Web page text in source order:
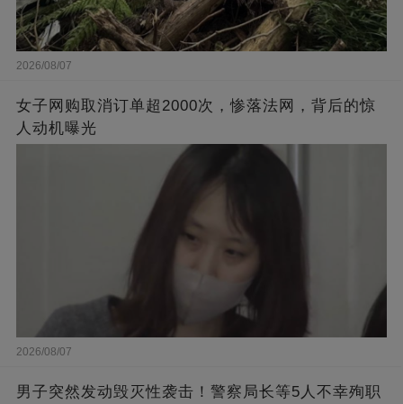
2026/08/07
女子网购取消订单超2000次，惨落法网，背后的惊
人动机曝光
2026/08/07
男子突然发动毁灭性袭击！警察局长等5人不幸殉职